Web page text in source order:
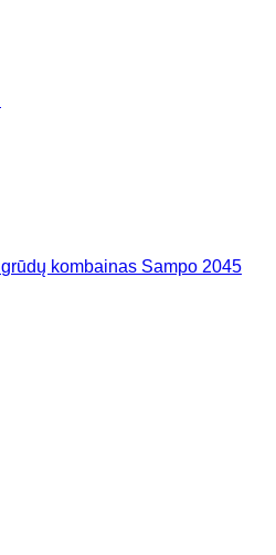
grūdų kombainas Sampo 2045